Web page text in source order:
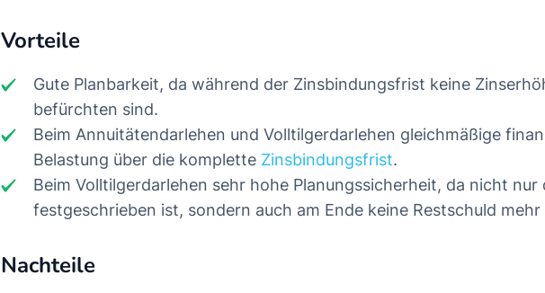
Vorteile
Gute Planbarkeit, da während der Zinsbindungsfrist keine
befürchten sind.
Beim Annuitätendarlehen und Volltilgerdarlehen gleichmäßige
Belastung über die komplette Zinsbindungsfrist.
Beim Volltilgerdarlehen sehr hohe Planungssicherheit, da nicht nur
festgeschrieben ist, sondern auch am Ende keine Restschuld
Nachteile